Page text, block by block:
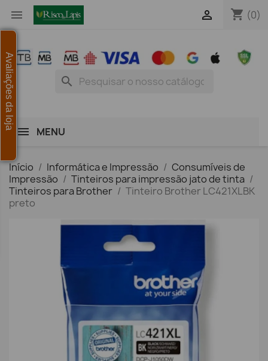
 shopping_cart (0)

search
MENU
Início Informática e Impressão
Consumíveis de
Impressão
Tinteiros para impressão jato de tinta
Tinteiros para Brother
Tinteiro Brother LC421XLBK
preto
Avaliações da loja